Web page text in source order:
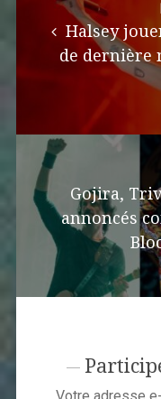
navigation
Halsey
de dernière
Gojira,
annoncés